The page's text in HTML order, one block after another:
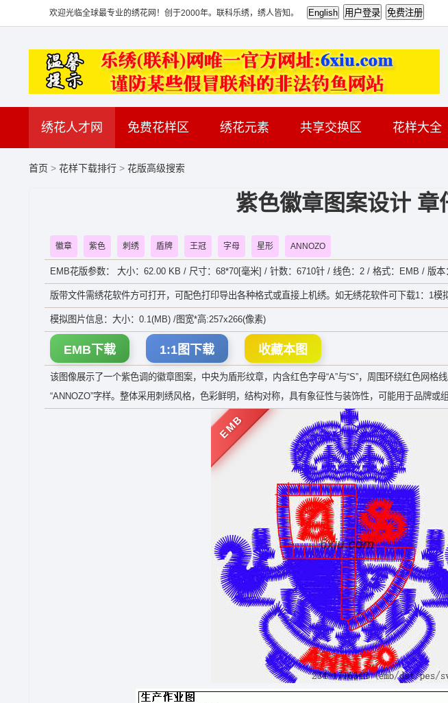
欢迎光临全球最专业的绣花网！创于2000年。联科乐绣，绣人皆知。
绣花人才网 免费花样区 绣花元素 共享交换区 花样大全
首页 > 花样下载排行 > 花版高级搜索
紫色徽章图案设计 章
徽章 紫色 刺绣 盾牌 王冠 字母 星形 ANNOZO
EMB花版参数： 大小：62.00 KB / 尺寸：68*70[毫米] / 针数：6710针 / 线色：2 / 格式：EMB / 版本
版带文件需绣花软件方可打开，可配色打印导出各种格式或直接上机绣。如无绣花软件可下载1：1模
模拟图片信息：大小：0.1(MB) /图宽*高:257x266(像素)
EMB下载 1:1图下载 收藏本图
该图像展示了一个紫色调的徽章图案，中央为盾形纹章，内含红色字母“A”与“S”，周围环绕红色网格
“ANNOZO”字样。整体采用刺绣风格，色彩鲜明，结构对称，具有象征性与装饰性，可能用于品牌或组
EMB